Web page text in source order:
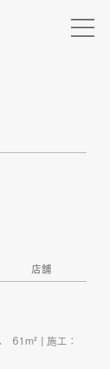
店舗
61m² | 施工：